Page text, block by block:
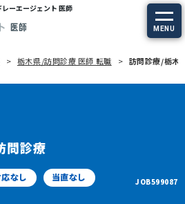
レーエージェント 医師
MENU
栃木県/訪問診療 医師 転職 訪問診療/栃木
問診療
なし 当直なし JOB599087